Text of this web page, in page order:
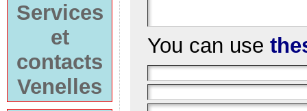
Services
et
contacts
Venelles
You can use